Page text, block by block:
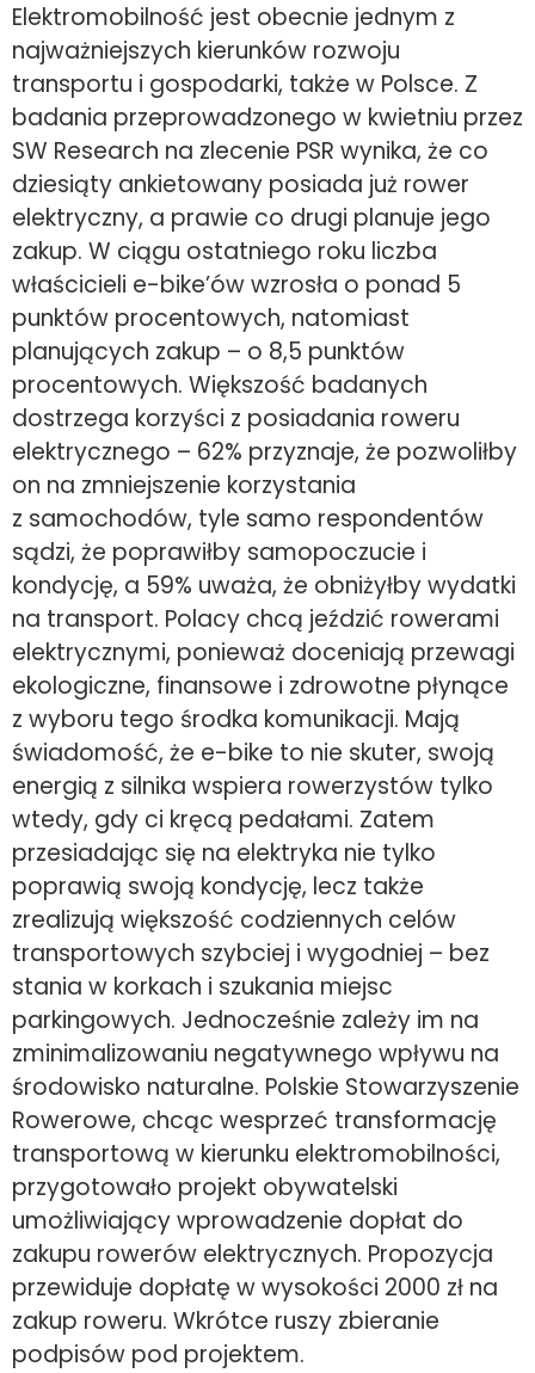
Elektromobilność jest obecnie jednym z
najważniejszych kierunków rozwoju
transportu i gospodarki, także w Polsce. Z
badania przeprowadzonego w kwietniu przez
SW Research na zlecenie PSR wynika, że co
dziesiąty ankietowany posiada już rower
elektryczny, a prawie co drugi planuje jego
zakup. W ciągu ostatniego roku liczba
właścicieli e-bike’ów wzrosła o ponad 5
punktów procentowych, natomiast
planujących zakup – o 8,5 punktów
procentowych. Większość badanych
dostrzega korzyści z posiadania roweru
elektrycznego – 62% przyznaje, że pozwoliłby
on na zmniejszenie korzystania
z samochodów, tyle samo respondentów
sądzi, że poprawiłby samopoczucie i
kondycję, a 59% uważa, że obniżyłby wydatki
na transport. Polacy chcą jeździć rowerami
elektrycznymi, ponieważ doceniają przewagi
ekologiczne, finansowe i zdrowotne płynące
z wyboru tego środka komunikacji. Mają
świadomość, że e-bike to nie skuter, swoją
energią z silnika wspiera rowerzystów tylko
wtedy, gdy ci kręcą pedałami. Zatem
przesiadając się na elektryka nie tylko
poprawią swoją kondycję, lecz także
zrealizują większość codziennych celów
transportowych szybciej i wygodniej – bez
stania w korkach i szukania miejsc
parkingowych. Jednocześnie zależy im na
zminimalizowaniu negatywnego wpływu na
środowisko naturalne. Polskie Stowarzyszenie
Rowerowe, chcąc wesprzeć transformację
transportową w kierunku elektromobilności,
przygotowało projekt obywatelski
umożliwiający wprowadzenie dopłat do
zakupu rowerów elektrycznych. Propozycja
przewiduje dopłatę w wysokości 2000 zł na
zakup roweru. Wkrótce ruszy zbieranie
podpisów pod projektem.